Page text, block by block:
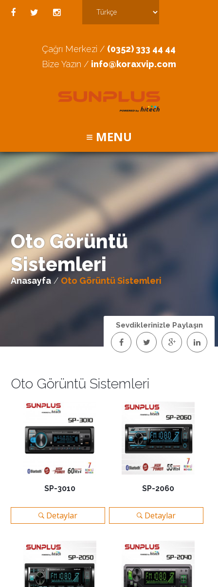
Çağrı Merkezi / (0352) 333 44 44
Bize Yazın / info@koraxvip.com
≡ MENU
Oto Görüntü
Sistemleri
Anasayfa/ Oto Görüntü Sistemleri
Sevdiklerinizle Paylaşın
Oto Görüntü Sistemleri
SP-3010
Detaylar
SP-2060
Detaylar